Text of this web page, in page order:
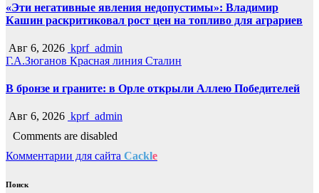
«Эти негативные явления недопустимы»: Владимир
Кашин раскритиковал рост цен на топливо для аграриев
Авг 6, 2026 kprf_admin
Г.А.Зюганов Красная линия Сталин
В бронзе и граните: в Орле открыли Аллею Победителей
Авг 6, 2026 kprf_admin
Comments are disabled
Комментарии для сайта Cackle
Поиск